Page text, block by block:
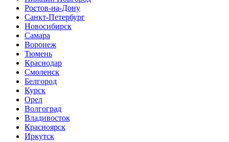
Ростов-на-Дону
Санкт-Петербург
Новосибирск
Самара
Воронеж
Тюмень
Краснодар
Смоленск
Белгород
Курск
Орел
Волгоград
Владивосток
Красноярск
Иркутск